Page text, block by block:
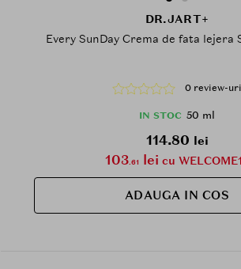
DR.JART+
Every SunDay Crema de fata lejera
0 review-uri
IN STOC 50 ml
114.80 lei
103.61 lei cu
ADAUGA IN COS